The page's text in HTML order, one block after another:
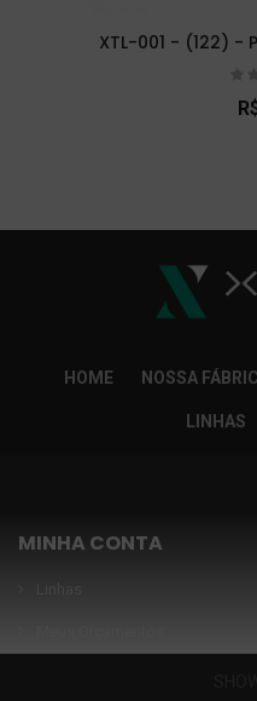
XTL-001 - (122) -
HOME NOSSA
LINHAS
MINHA CONTA